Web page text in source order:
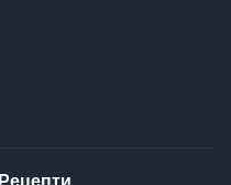
Рецепти